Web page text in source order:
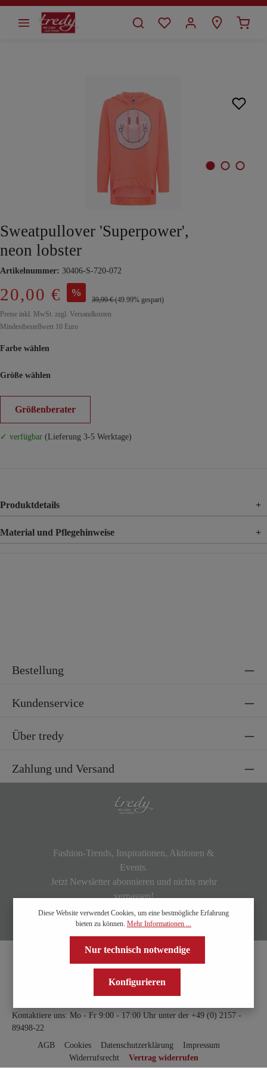
springen
Sweatpullover 'Superpower',
neon lobster
Artikelnummer: 30406-S-720-072
20,00 € %
39,99 €(49.99% gespart)
Preise inkl. MwSt. zzgl. Versandkosten
Mindestbestellwert 10 Euro
Farbe wählen
Größe wählen
Größenberater
✓ verfügbar (Lieferung 3-5 Werktage)
Produktdetails +
Material und Pflegehinweise +
Bestellung
Kundenservice
Über tredy
Zahlung und Versand
Fashion-Trends, Inspirationen, Aktionen &
Events.
Jetzt Newsletter abonnieren und nichts mehr
verpassen!
Kontaktiere uns: Mo - Fr 9:00 - 17:00 Uhr unter der +49 (0) 2157 -
89498-22
AGB
Cookies Datenschutzerklärung
Impressum
Widerrufsrecht
Vertrag widerrufen
Diese Website verwendet Cookies, um eine bestmögliche Erfahrung
bieten zu können. Mehr Informationen ...
Nur technisch notwendige
Konfigurieren